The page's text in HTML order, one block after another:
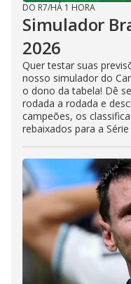
DO R7/HÁ 1 HORA
Simulador
2026
Quer testar suas
nosso simulador do
o dono da tabela! Dê
rodada a rodada e
campeões, os
rebaixados para a Série